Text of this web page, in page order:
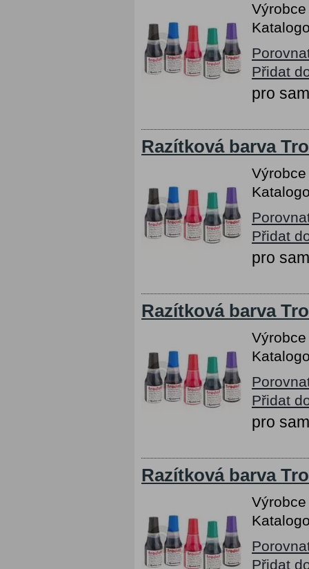
Přidat
pro
Razítková barva
Přidat
pro
Razítková barva
Přidat
pro
Razítková barva
Přidat